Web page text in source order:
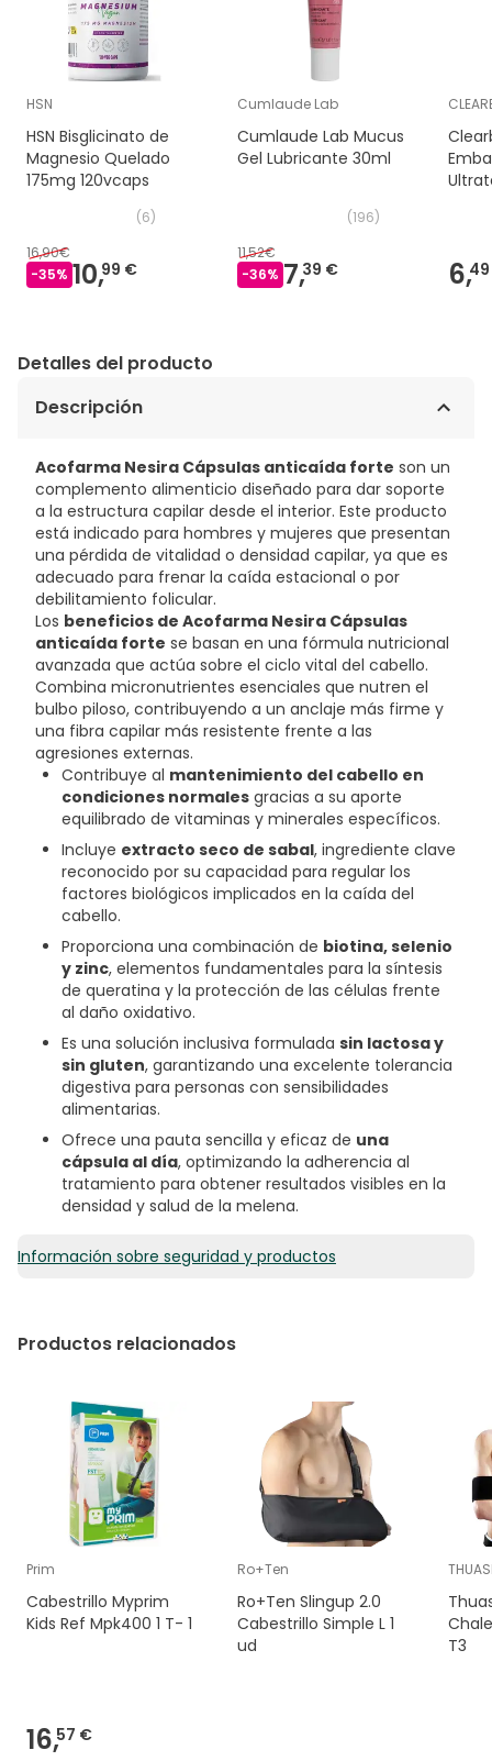
HSN
HSN Bisglicinato de
Magnesio Quelado
175mg 120vcaps
(6)
16,90€
-35% 10,99 €
Cumlaude Lab
Cumlaude Lab Mucus
Gel Lubricante 30ml
(196)
11,52€
-36% 7,39 € 6,
Detalles del producto
Descripción
Acofarma Nesira Cápsulas anticaída forte son un
complemento alimenticio diseñado para dar soporte
a la estructura capilar desde el interior. Este producto
está indicado para hombres y mujeres que presentan
una pérdida de vitalidad o densidad capilar, ya que es
adecuado para frenar la caída estacional o por
debilitamiento folicular.
Los beneficios de Acofarma Nesira Cápsulas
anticaída forte se basan en una fórmula nutricional
avanzada que actúa sobre el ciclo vital del cabello.
Combina micronutrientes esenciales que nutren el
bulbo piloso, contribuyendo a un anclaje más firme y
una fibra capilar más resistente frente a las
agresiones externas.
Contribuye al mantenimiento del cabello en
condiciones normales gracias a su aporte
equilibrado de vitaminas y minerales específicos.
Incluye extracto seco de sabal, ingrediente clave
reconocido por su capacidad para regular los
factores biológicos implicados en la caída del
cabello.
Proporciona una combinación de biotina, selenio
y zinc, elementos fundamentales para la síntesis
de queratina y la protección de las células frente
al daño oxidativo.
Es una solución inclusiva formulada sin lactosa y
sin gluten, garantizando una excelente tolerancia
digestiva para personas con sensibilidades
alimentarias.
Ofrece una pauta sencilla y eficaz de una
cápsula al día, optimizando la adherencia al
tratamiento para obtener resultados visibles en la
densidad y salud de la melena.
Información sobre seguridad y productos
Productos relacionados
Prim
Cabestrillo Myprim
Kids Ref Mpk400 1 T- 1
16,57 €
Ro+Ten
Ro+Ten Slingup 2.0
Cabestrillo Simple L 1
ud
T3